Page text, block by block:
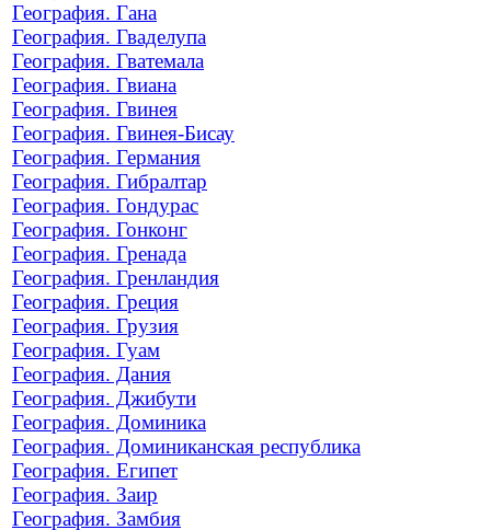
География. Гана
География. Гваделупа
География. Гватемала
География. Гвиана
География. Гвинея
География. Гвинея-Бисау
География. Германия
География. Гибралтар
География. Гондурас
География. Гонконг
География. Гренада
География. Гренландия
География. Греция
География. Грузия
География. Гуам
География. Дания
География. Джибути
География. Доминика
География. Доминиканская республика
География. Египет
География. Заир
География. Замбия